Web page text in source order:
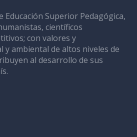
Educación Superior Pedagógica,
científicos
con valores y
y ambiental de altos niveles de
al desarrollo de sus